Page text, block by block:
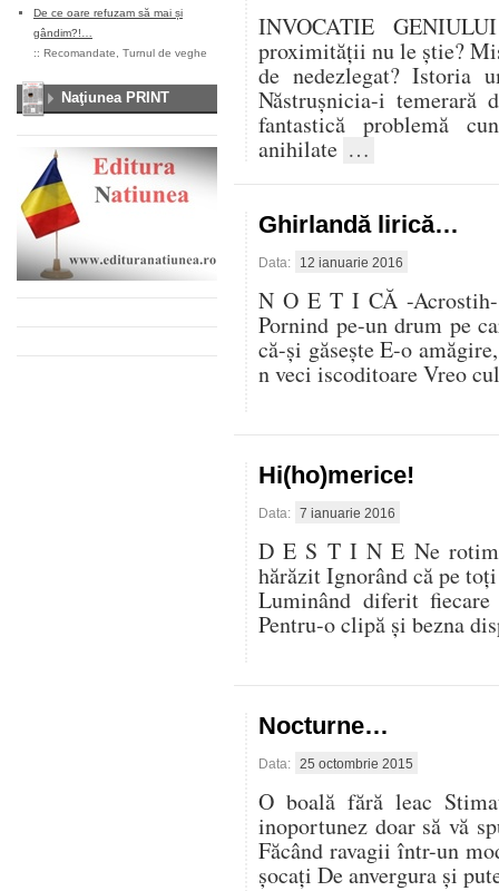
De ce oare refuzam să mai și
gândim?!…
:: Recomandate Turnul de veghe
Naţiunea PRINT
INVOCATIE
proximităţii nu le ştie?
de nedezlegat? Istoria
Năstruşnicia-i
fantastică problemă
anihilate …
Ghirlandă lirică…
Data: 12 ianuarie 2016
N O E T I CĂ -
Pornind pe-un drum pe
că-şi găseşte E-o
n veci iscoditoare Vreo
Hi(ho)merice!
Data: 7 ianuarie 2016
D E S T I N E Ne rotim
hărăzit Ignorând că pe
Luminând diferit
Pentru-o clipă şi bezna
Nocturne…
Data: 25 octombrie 2015
O boală fără leac
inoportunez doar să vă
Făcând ravagii într-un
şocaţi De anvergura şi